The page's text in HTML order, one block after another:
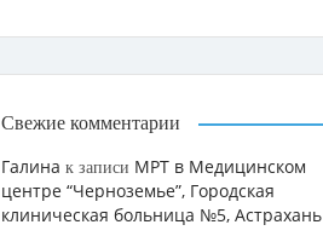
Свежие комментарии
Галина к записи МРТ в Медицинском
центре “Черноземье”, Городская
клиническая больница №5, Астрахань